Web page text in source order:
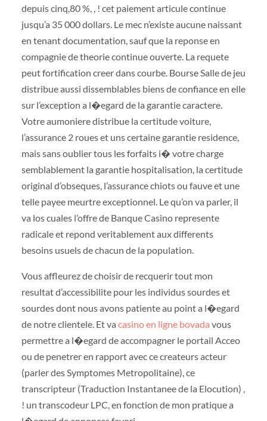
depuis cinq,80 %, , ! cet paiement articule continue
jusqu’a 35 000 dollars. Le mec n’existe aucune naissant
en tenant documentation, sauf que la reponse en
compagnie de theorie continue ouverte. La requete
peut fortification creer dans courbe. Bourse Salle de jeu
distribue aussi dissemblables biens de confiance en elle
sur l’exception a l�egard de la garantie caractere.
Votre aumoniere distribue la certitude voiture,
l’assurance 2 roues et uns certaine garantie residence,
mais sans oublier tous les forfaits i� votre charge
semblablement la garantie hospitalisation, la certitude
original d’obseques, l’assurance chiots ou fauve et une
telle payee meurtre exceptionnel. Le qu’on va parler, il
va los cuales l’offre de Banque Casino represente
radicale et repond veritablement aux differents
besoins usuels de chacun de la population.
Vous affleurez de choisir de recquerir tout mon
resultat d’accessibilite pour les individus sourdes et
sourdes dont nous avons patiente au point a l�egard
de notre clientele. Et va casino en ligne bovada vous
permettre a l�egard de accompagner le portail Acceo
ou de penetrer en rapport avec ce createurs acteur
(parler des Symptomes Metropolitaine), ce
transcripteur (Traduction Instantanee de la Elocution) ,
! un transcodeur LPC, en fonction de mon pratique a